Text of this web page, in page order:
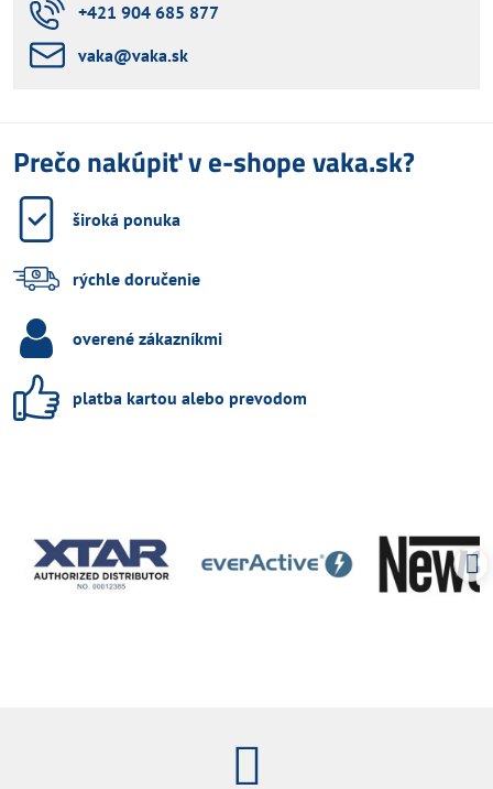
+421 904 685 877
vaka​@vaka​.sk
Prečo nakúpiť v e-shope vaka.sk?
široká ponuka
rýchle doručenie
overené zákazníkmi
platba kartou alebo prevodom